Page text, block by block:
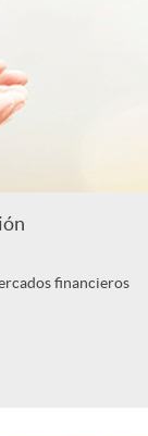
financieros